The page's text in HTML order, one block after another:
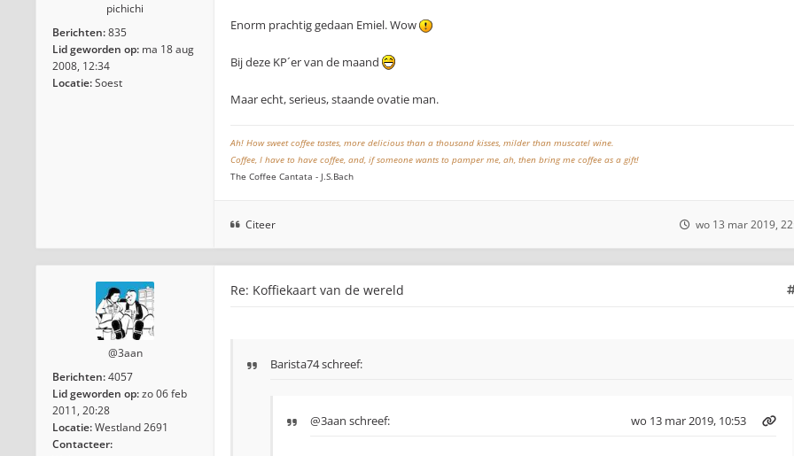
pichichi
Berichten:835
Lid geworden op: ma 18 aug
2008, 12:34
Locatie:Soest
Enorm prachtig gedaan Emiel. Wow
Bij deze KP´er van de maand
Maar echt, serieus, staande ovatie man.
Ah! How sweet coffee tastes, more delicious than a thousand kisses, milder than muscatel wine.
Coffee, I have to have coffee, and, if someone wants to pamper me, ah, then bring me coffee as a gift!
The Coffee Cantata - J.S.Bach
Citeer wo 13 mar 2019,
@3aan
Berichten:4057
Lid geworden op:zo 06 feb
2011, 20:28
Locatie:Westland 2691
Contacteer:
Re: Koffiekaart van de wereld
Barista74 schreef:
@3aan schreef: wo 13 mar 2019, 10:53